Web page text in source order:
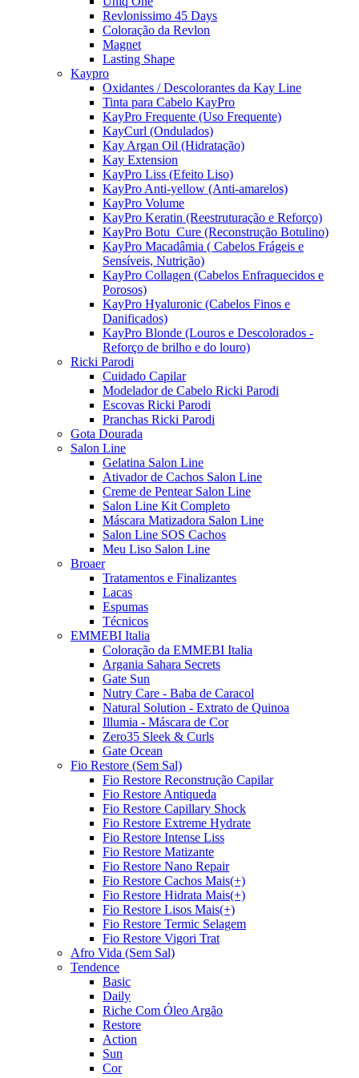
Revlonissimo 45 Days
Coloração da Revlon
Magnet
Lasting Shape
Kaypro
Oxidantes / Descolorantes da Kay Line
Tinta para Cabelo KayPro
KayPro Frequente (Uso Frequente)
KayCurl (Ondulados)
Kay Argan Oil (Hidratação)
Kay Extension
KayPro Liss (Efeito Liso)
KayPro Anti-yellow (Anti-amarelos)
KayPro Volume
KayPro Keratin (Reestruturação e Reforço)
KayPro Botu_Cure (Reconstrução Botulino)
KayPro Macadâmia ( Cabelos Frágeis e
Sensíveis, Nutrição)
KayPro Collagen (Cabelos Enfraquecidos e
Porosos)
KayPro Hyaluronic (Cabelos Finos e
Danificados)
KayPro Blonde (Louros e Descolorados -
Reforço de brilho e do louro)
Ricki Parodi
Cuidado Capilar
Modelador de Cabelo Ricki Parodi
Escovas Ricki Parodi
Pranchas Ricki Parodi
Gota Dourada
Salon Line
Gelatina Salon Line
Ativador de Cachos Salon Line
Creme de Pentear Salon Line
Salon Line Kit Completo
Máscara Matizadora Salon Line
Salon Line SOS Cachos
Meu Liso Salon Line
Broaer
Tratamentos e Finalizantes
Lacas
Espumas
Técnicos
EMMEBI Italia
Coloração da EMMEBI Italia
Argania Sahara Secrets
Gate Sun
Nutry Care - Baba de Caracol
Natural Solution - Extrato de Quinoa
Illumia - Máscara de Cor
Zero35 Sleek & Curls
Gate Ocean
Fio Restore (Sem Sal)
Fio Restore Reconstrução Capilar
Fio Restore Antiqueda
Fio Restore Capillary Shock
Fio Restore Extreme Hydrate
Fio Restore Intense Liss
Fio Restore Matizante
Fio Restore Nano Repair
Fio Restore Cachos Mais(+)
Fio Restore Hidrata Mais(+)
Fio Restore Lisos Mais(+)
Fio Restore Termic Selagem
Fio Restore Vigori Trat
Afro Vida (Sem Sal)
Tendence
Basic
Daily
Riche Com Óleo Argão
Restore
Action
Sun
Cor